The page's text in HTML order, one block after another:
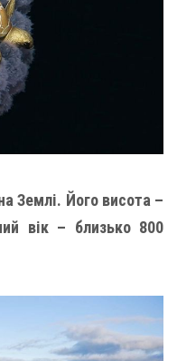
Землі. Його висота –
вік – близько 800